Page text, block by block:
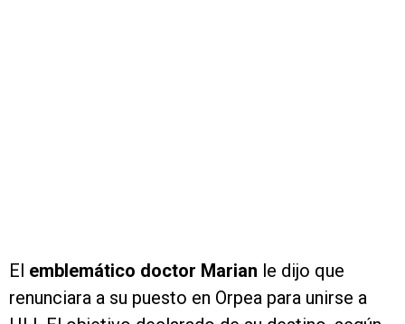
El emblemático doctor Marian le dijo que
renunciara a su puesto en Orpea para unirse a